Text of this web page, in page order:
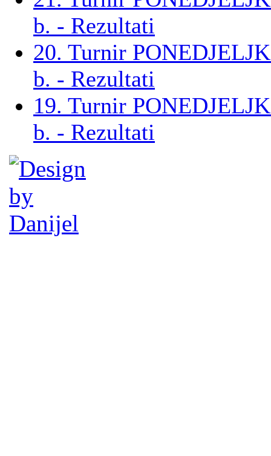
b. - Rezultati
20. Turnir
b. - Rezultati
19. Turnir
b. - Rezultati